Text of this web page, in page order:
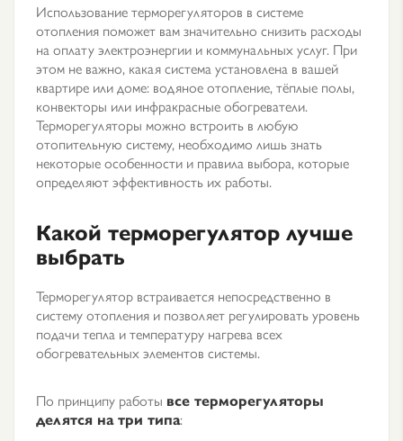
Использование терморегуляторов в системе
отопления поможет вам значительно снизить расходы
на оплату электроэнергии и коммунальных услуг. При
этом не важно, какая система установлена в вашей
квартире или доме: водяное отопление, тёплые полы,
конвекторы или инфракрасные обогреватели.
Терморегуляторы можно встроить в любую
отопительную систему, необходимо лишь знать
некоторые особенности и правила выбора, которые
определяют эффективность их работы.
Какой терморегулятор лучше
выбрать
Терморегулятор встраивается непосредственно в
систему отопления и позволяет регулировать уровень
подачи тепла и температуру нагрева всех
обогревательных элементов системы.
По принципу работы все терморегуляторы
делятся на три типа: